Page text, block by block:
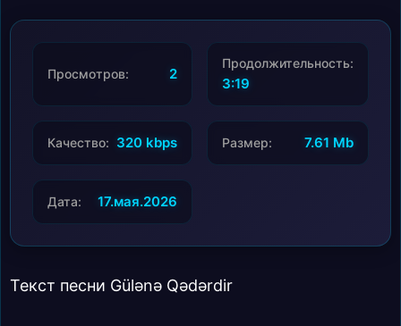
Просмотров: 2
Продолжительность:
3:19
Качество: 320 kbps Размер: 7.61 Mb
Дата: 17.мая.2026
Текст песни Gülənə Qədərdir